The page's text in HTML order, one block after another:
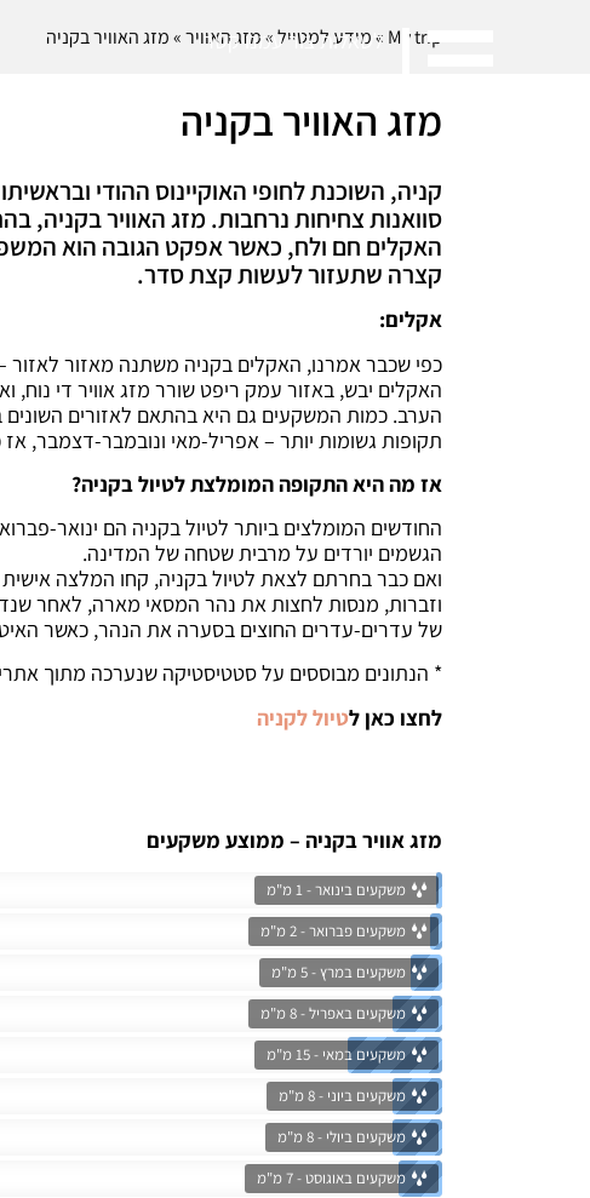
לשאלות צור עמנו קשר My trip
»מידע למטייל»מזג האוויר»מזג האוויר בקניה
מזג האוויר בקניה
קניה, השוכנת לחופי האוקיינוס ההודי
סוואנות צחיחות נרחבות. מזג האוויר בקניה,
האקלים חם ולח, כאשר אפקט הגובה הוא
קצרה שתעזור לעשות קצת סדר.
אקלים:
כפי שכבר אמרנו, האקלים בקניה משתנה מאזור לאזור
הערב. כמות המשקעים גם היא בהתאם לאזורים
תקופות גשומות יותר – אפריל-מאי ונובמבר-דצמבר, אז כמות המשקעים הממוצעת
אז מה היא התקופה המומלצת לטיול בקניה?
החודשים המומלצים ביותר לטיול בקניה הם ינואר-
הגשמים יורדים על מרבית שטחה של המדינה.
ואם כבר בחרתם לצאת לטיול בקניה, קחו המלצה אישית
וזברות, מנסות לחצות את נהר המסאי מארה, לאחר
של עדרים-עדרים החוצים בסערה את הנהר, כאשר
* הנתונים מבוססים על סטטיסטיקה שנערכה מתוך אתרי
לחצו כאן לטיול לקניה
מזג אוויר בקניה – ממוצע משקעים
משקעים בינואר - 1 מ"מ
משקעים פברואר - 2 מ"מ
משקעים במרץ - 5 מ"מ
משקעים באפריל - 8 מ"מ
משקעים במאי - 15 מ"מ
משקעים ביוני - 8 מ"מ
משקעים ביולי - 8 מ"מ
משקעים באוגוסט - 7 מ"מ